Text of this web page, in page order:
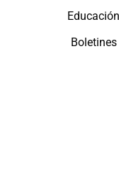
Educación
Boletines